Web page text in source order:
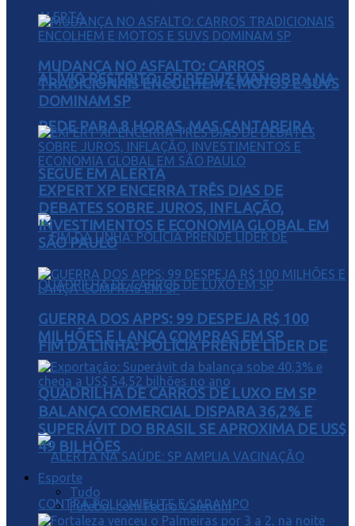
ALÍVIO RESTRITO: SP REDUZ MANOBRA NA
REDE PARA 8 HORAS, MAS CANTAREIRA
SEGUE EM ALERTA
FIM DA LINHA: POLÍCIA PRENDE LÍDER DE
QUADRILHA DE CARROS DE LUXO EM SP
MUDANÇA NO ASFALTO: CARROS
TRADICIONAIS ENCOLHEM E MOTOS E SUVS
DOMINAM SP
EXPERT XP ENCERRA TRÊS DIAS DE
DEBATES SOBRE JUROS, INFLAÇÃO,
INVESTIMENTOS E ECONOMIA GLOBAL EM
SÃO PAULO
GUERRA DOS APPS: 99 DESPEJA R$ 100
MILHÕES E LANÇA COMPRAS EM SP
BALANÇA COMERCIAL DISPARA 36,2% E
SUPERÁVIT DO BRASIL SE APROXIMA DE US$
49 BILHÕES
Esporte
Tudo
Futebol com Pedro Valentini